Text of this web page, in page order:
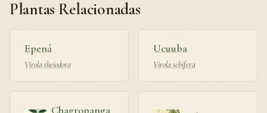
Plantas Relacionadas
Epená
Virola theiodora
Ucuuba
Virola sebifera
Chagropanga